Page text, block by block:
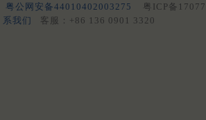
粤公网安备44010402003275 粤ICP备
系我们
客服：+86 136 0901 3320